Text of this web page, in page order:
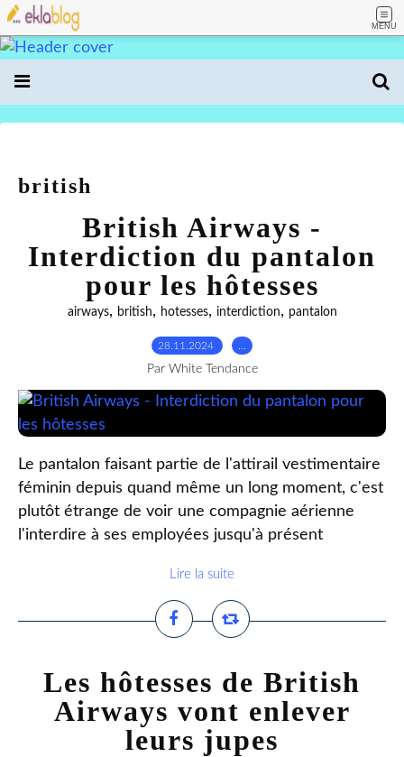
MENU
british
British Airways -
Interdiction du pantalon
pour les hôtesses
airways, british, hotesses, interdiction, pantalon
28.11.2024
Par White Tendance
Le pantalon faisant partie de l'attirail vestimentaire
féminin depuis quand même un long moment, c'est
plutôt étrange de voir une compagnie aérienne
l'interdire à ses employées jusqu'à présent
Lire la suite
Les hôtesses de British
Airways vont enlever
leurs jupes